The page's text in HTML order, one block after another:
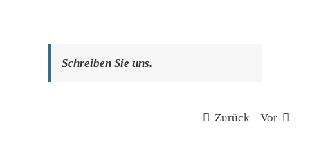
Schreiben Sie uns.
Zurück Vor